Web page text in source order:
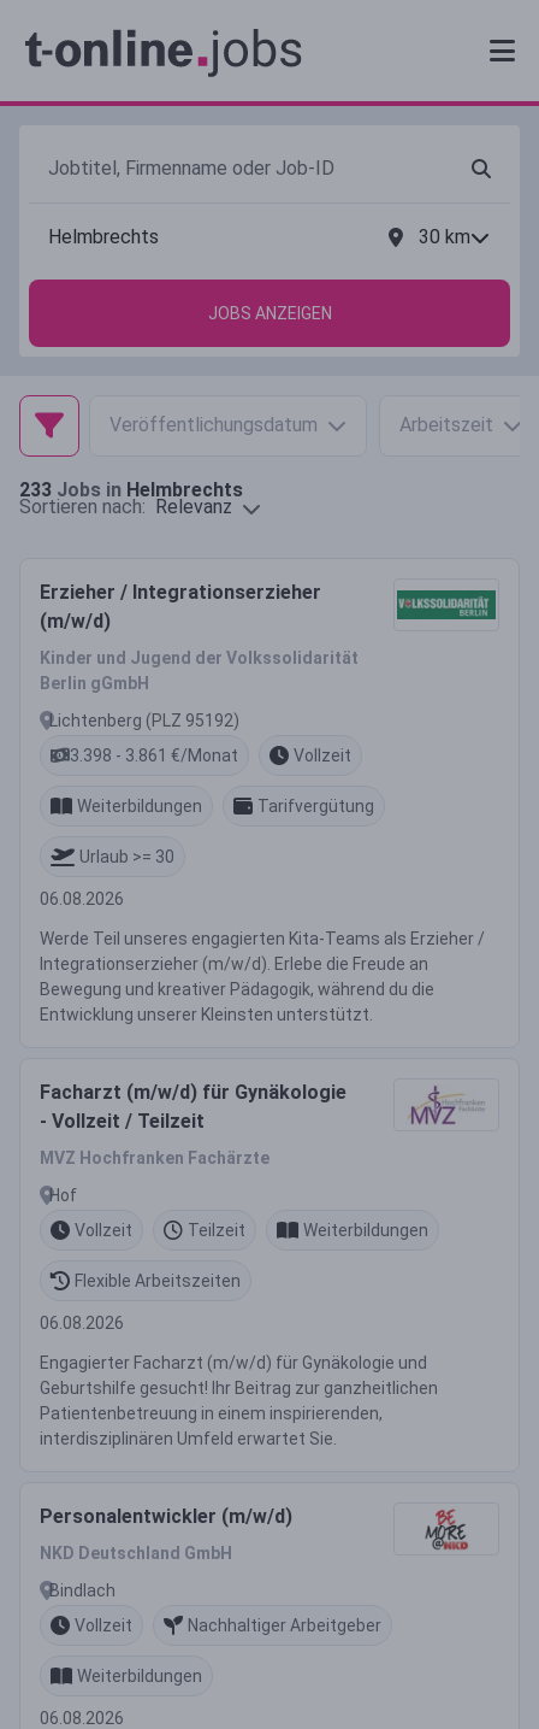
30 km
JOBS ANZEIGEN
Veröffentlichungsdatum Arbeitszeit
233 Jobs in Helmbrechts
Sortieren nach: Relevanz
Erzieher / Integrationserzieher
(m/w/d)
Kinder und Jugend der Volkssolidarität
Berlin gGmbH
Lichtenberg (PLZ 95192)
3.398 - 3.861 €/Monat
Vollzeit
Weiterbildungen Tarifvergütung
Urlaub >= 30
06.08.2026
Werde Teil unseres engagierten Kita-Teams als Erzieher /
Integrationserzieher (m/w/d). Erlebe die Freude an
Bewegung und kreativer Pädagogik, während du die
Entwicklung unserer Kleinsten unterstützt.
Facharzt (m/w/d) für Gynäkologie
- Vollzeit / Teilzeit
MVZ Hochfranken Fachärzte
Hof
Vollzeit
Teilzeit Weiterbildungen
Flexible Arbeitszeiten
06.08.2026
Engagierter Facharzt (m/w/d) für Gynäkologie und
Geburtshilfe gesucht! Ihr Beitrag zur ganzheitlichen
Patientenbetreuung in einem inspirierenden,
interdisziplinären Umfeld erwartet Sie.
Personalentwickler (m/w/d)
NKD Deutschland GmbH
Bindlach
Vollzeit
Nachhaltiger Arbeitgeber
Weiterbildungen
06.08.2026